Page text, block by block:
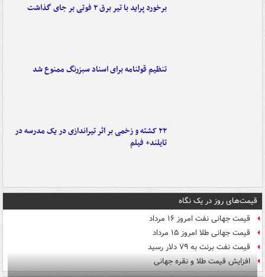
برخورد پراید با تیر برق ۲ فوتی بر جای گذاشت
تنظیم قولنامه برای اسناد سبزرنگ ممنوع شد
۲۲ کشته و زخمی بر اثر تیراندازی در یک مدرسه در
تایلند+ فیلم
قیمت‌های روز در یک نگاه
قیمت جهانی نفت امروز ۱۶ مرداد
قیمت جهانی طلا امروز ۱۵ مرداد
قیمت نفت برنت به ۷۹ دلار رسید
افزایش قیمت طلا و نقره جهانی